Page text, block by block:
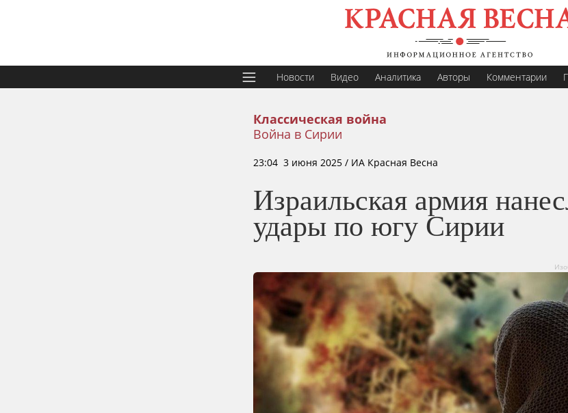
Новости Видео Аналитика Авторы Комментарии
Классическая война
Война в Сирии
23:04 3 июня 2025 / ИА Красная Весна
Израильская армия
удары по югу Сирии